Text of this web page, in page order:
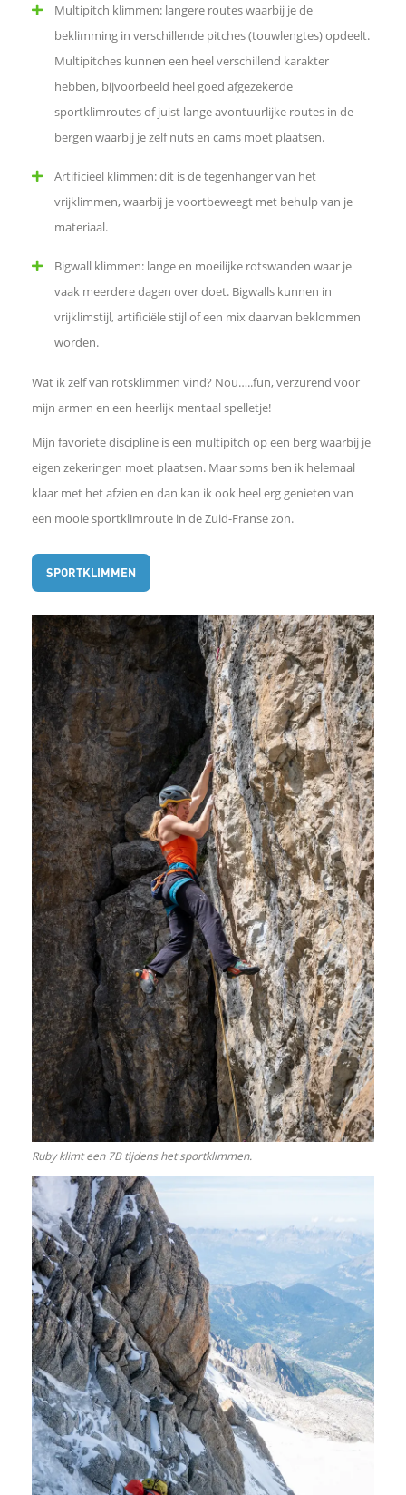
e
Multipitch klimmen: langere routes waarbij je de
beklimming in verschillende pitches (touwlengtes) opdeelt.
Multipitches kunnen een heel verschillend karakter
hebben, bijvoorbeeld heel goed afgezekerde
sportklimroutes of juist lange avontuurlijke routes in de
bergen waarbij je zelf nuts en cams moet plaatsen.
Artificieel klimmen: dit is de tegenhanger van het
vrijklimmen, waarbij je voortbeweegt met behulp van je
materiaal.
Bigwall klimmen: lange en moeilijke rotswanden waar je
vaak meerdere dagen over doet. Bigwalls kunnen in
vrijklimstijl, artificiële stijl of een mix daarvan beklommen
worden.
Wat ik zelf van rotsklimmen vind? Nou…..fun, verzurend voor
mijn armen en een heerlijk mentaal spelletje!
Mijn favoriete discipline is een multipitch op een berg waarbij je
eigen zekeringen moet plaatsen. Maar soms ben ik helemaal
klaar met het afzien en dan kan ik ook heel erg genieten van
een mooie sportklimroute in de Zuid-Franse zon.
SPORTKLIMMEN
Ruby klimt een 7B tijdens het sportklimmen.